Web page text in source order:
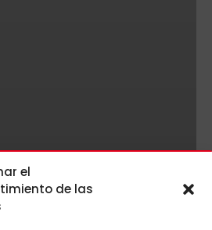
el
de las